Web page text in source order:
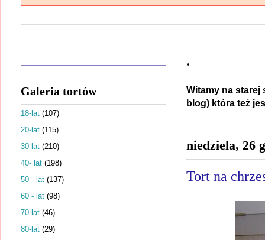
.
Witamy na starej
blog) która też
niedziela, 26
Tort na
Galeria tortów
18-lat (107)
20-lat (115)
30-lat (210)
40- lat (198)
50 - lat (137)
60 - lat (98)
70-lat (46)
80-lat (29)